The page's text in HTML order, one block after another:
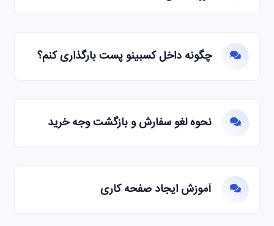
چگونه داخل کسبینو پست بارگذاری کنم؟
نحوه لغو سفارش و بازگشت وجه خرید
آموزش ایجاد صفحه کاری